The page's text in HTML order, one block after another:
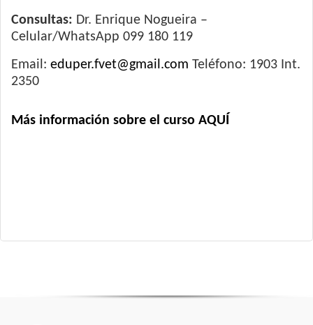
Consultas: Dr. Enrique Nogueira –
Celular/WhatsApp 099 180 119
Email: eduper.fvet@gmail.com Teléfono: 1903 Int.
2350
Más información sobre el curso AQUÍ